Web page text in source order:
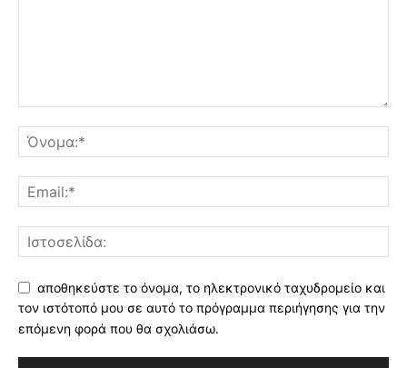
αποθηκεύστε το όνομα, το ηλεκτρονικό ταχυδρομείο και
τον ιστότοπό μου σε αυτό το πρόγραμμα περιήγησης για την
επόμενη φορά που θα σχολιάσω.